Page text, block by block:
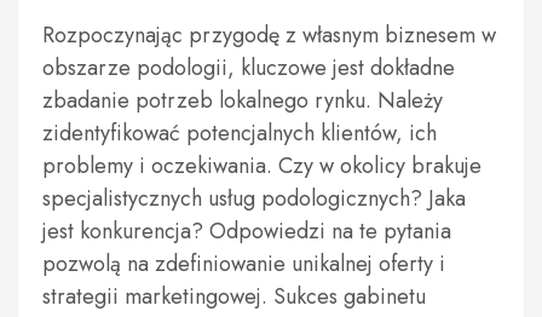
Rozpoczynając przygodę z własnym biznesem w
obszarze podologii, kluczowe jest dokładne
zbadanie potrzeb lokalnego rynku. Należy
zidentyfikować potencjalnych klientów, ich
problemy i oczekiwania. Czy w okolicy brakuje
specjalistycznych usług podologicznych? Jaka
jest konkurencja? Odpowiedzi na te pytania
pozwolą na zdefiniowanie unikalnej oferty i
strategii marketingowej. Sukces gabinetu